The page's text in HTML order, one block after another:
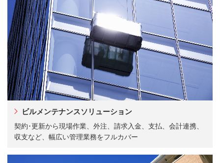
ビルメンテナンスソリューション
契約･更新から現場作業、外注、請求入金、支払、会計連携、
収支など、幅広い管理業務をフルカバー